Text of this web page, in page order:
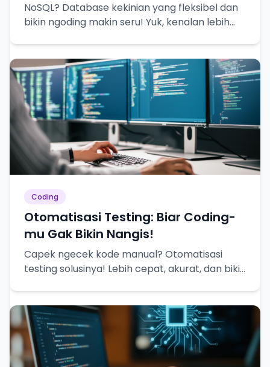
NoSQL? Database kekinian yang fleksibel dan
bikin ngoding makin seru! Yuk, kenalan lebih
Coding
Otomatisasi Testing: Biar Coding-
mu Gak Bikin Nangis!
Capek ngecek kode manual? Otomatisasi
testing solusinya! Lebih cepat, akurat, dan bikin